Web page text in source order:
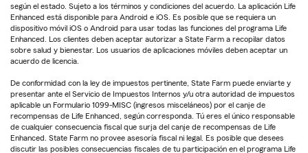
según el estado. Sujeto a los términos y condiciones del acuerdo. La aplicación Life
Enhanced está disponible para Android e iOS. Es posible que se requiera un
dispositivo móvil iOS o Android para usar todas las funciones del programa Life
Enhanced. Los clientes deben aceptar autorizar a State Farm a recopilar datos
sobre salud y bienestar. Los usuarios de aplicaciones móviles deben aceptar un
acuerdo de licencia.
De conformidad con la ley de impuestos pertinente, State Farm puede enviarte y
presentar ante el Servicio de Impuestos Internos y/u otra autoridad de impuestos
aplicable un Formulario 1099-MISC (ingresos misceláneos) por el canje de
recompensas de Life Enhanced, según corresponda. Tú eres el único responsable
de cualquier consecuencia fiscal que surja del canje de recompensas de Life
Enhanced. State Farm no provee asesoría fiscal ni legal. Es posible que desees
discutir las posibles consecuencias fiscales de tu participación en el programa Life